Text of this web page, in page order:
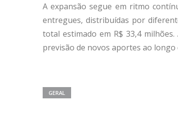
A expansão segue em ritmo
entregues, distribuídas por
total estimado em R$ 33,4
previsão de novos aportes ao longo
GERAL